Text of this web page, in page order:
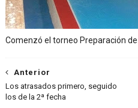
Comenzó el torneo Preparación
Anterior
Los atrasados primero, seguido
los de la 2ª fecha